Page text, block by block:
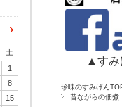
▲すみ
珍味のすみげん
昔ながらの佃煮
土
1
8
15